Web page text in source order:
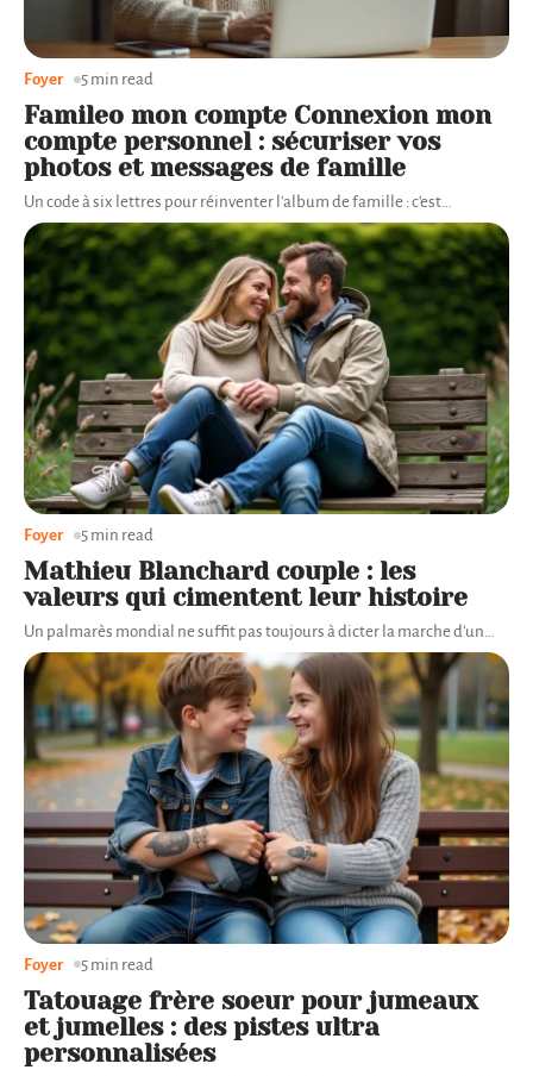
Famileo mon compte Connexion mon
compte personnel : sécuriser vos
photos et messages de famille
Un code à six lettres pour réinventer l'album de famille : c'est…
Foyer 5 min read
Mathieu Blanchard couple : les
valeurs qui cimentent leur histoire
Un palmarès mondial ne suffit pas toujours à dicter la marche d'un…
Foyer 5 min read
Tatouage frère soeur pour jumeaux
et jumelles : des pistes ultra
personnalisées
Foyer 5 min read